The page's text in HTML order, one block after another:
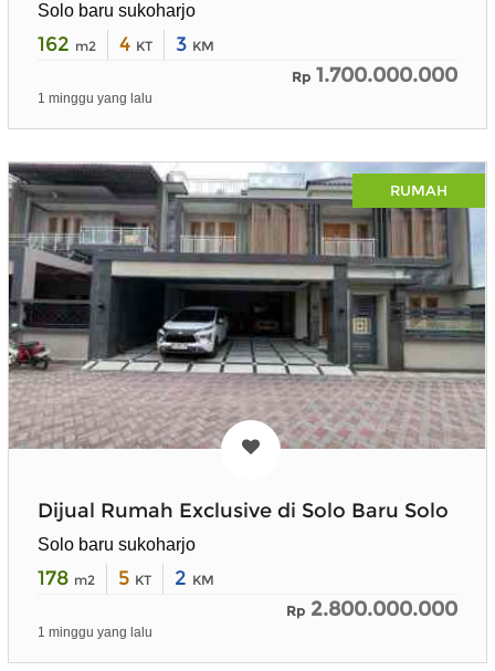
Solo baru sukoharjo
162 m2 4 KT 3 KM
Rp 1.700.000.000
1 minggu yang lalu
RUMAH
Dijual Rumah Exclusive di Solo Baru Solo
Solo baru sukoharjo
178 m2 5 KT 2 KM
Rp 2.800.000.000
1 minggu yang lalu